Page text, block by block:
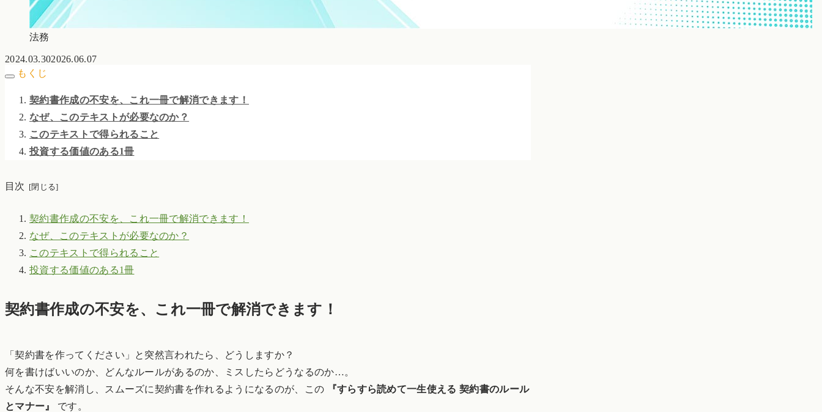
法務
2024.03.302026.06.07
もくじ
契約書作成の不安を、これ一冊で解消できます！
なぜ、このテキストが必要なのか？
このテキストで得られること
投資する価値のある1冊
目次
契約書作成の不安を、これ一冊で解消できます！
なぜ、このテキストが必要なのか？
このテキストで得られること
投資する価値のある1冊
契約書作成の不安を、これ一冊で解消できます！
「契約書を作ってください」と突然言われたら、どうしますか？
何を書けばいいのか、どんなルールがあるのか、ミスしたらどうなるのか…。
そんな不安を解消し、スムーズに契約書を作れるようになるのが、この
『すらすら読めて一生使える 契約書のルール
とマナー』
です。